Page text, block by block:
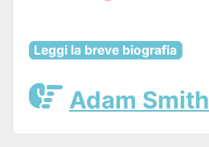
Leggi la breve biografia
Adam Smith